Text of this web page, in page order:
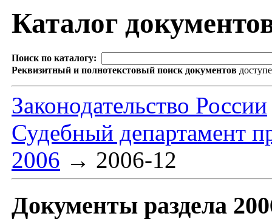
Каталог
Поиск по каталогу:
Реквизитный и полнотекстовый поиск документов
Законодательство России
Судебный департамент
2006 → 2006-12
Документы раздела